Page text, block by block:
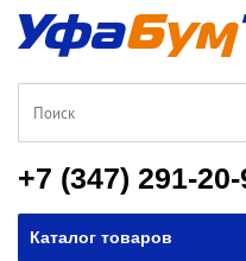
+7 (347) 291-
Каталог товаров